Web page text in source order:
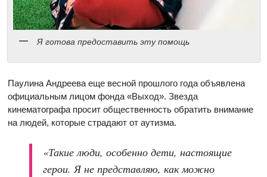
Я готова предоставить эту помощь
Паулина Андреева еще весной прошлого года объявлена
официальным лицом фонда «Выход». Звезда
кинематографа просит общественность обратить внимание
на людей, которые страдают от аутизма.
«Такие люди, особенно дети, настоящие
герои. Я не представляю, как можно